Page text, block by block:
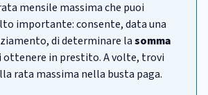
mensile massima che puoi
importante: consente, data una
di determinare lasomma
ottenere in prestito. A volte, trovi
rata massima nella busta paga.